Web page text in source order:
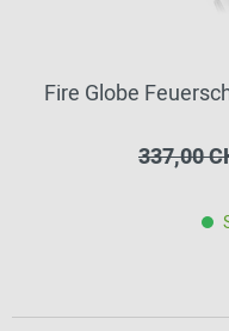
Fire Globe
337,00